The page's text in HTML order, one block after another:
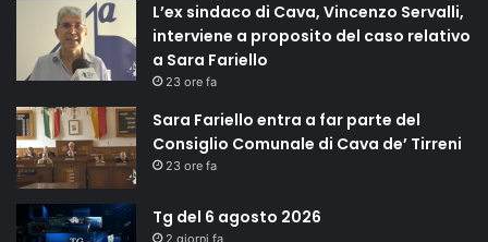
L’ex sindaco di Cava, Vincenzo Servalli,
interviene a proposito del caso relativo
a Sara Fariello
23 ore fa
Sara Fariello entra a far parte del
Consiglio Comunale di Cava de’ Tirreni
23 ore fa
Tg del 6 agosto 2026
2 giorni fa